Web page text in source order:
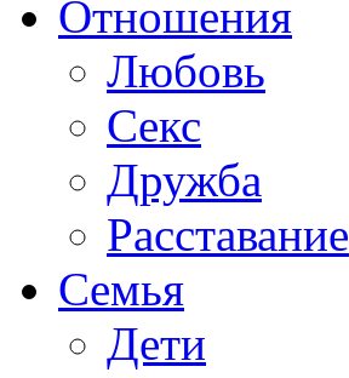
Отношения
Любовь
Секс
Дружба
Расставание
Семья
Дети